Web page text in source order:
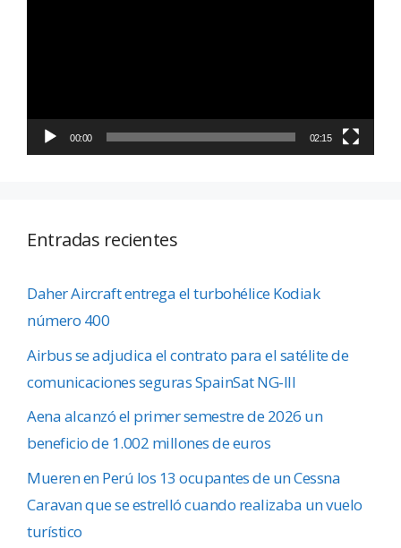
00:00 02:15
Entradas recientes
Daher Aircraft entrega el turbohélice Kodiak
número 400
Airbus se adjudica el contrato para el satélite de
comunicaciones seguras SpainSat NG-III
Aena alcanzó el primer semestre de 2026 un
beneficio de 1.002 millones de euros
Mueren en Perú los 13 ocupantes de un Cessna
Caravan que se estrelló cuando realizaba un vuelo
turístico